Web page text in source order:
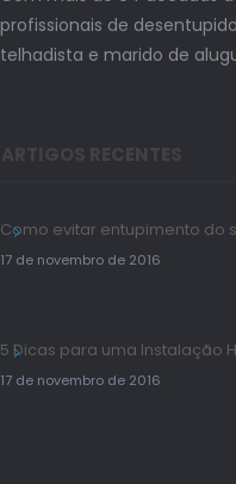
profissionais de
telhadista e marido de
Como evitar entupimento do
17 de novembro de 2016
5 Dicas para uma Instalação
17 de novembro de 2016